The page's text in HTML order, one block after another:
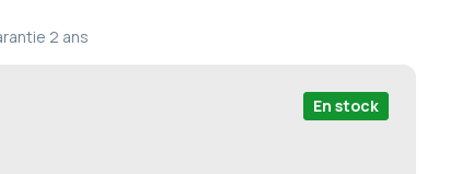
2 ans
En stock